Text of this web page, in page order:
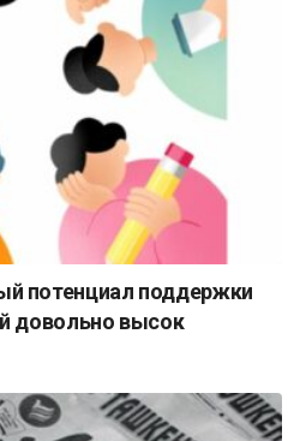
потенциал поддержки
довольно высок